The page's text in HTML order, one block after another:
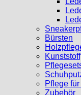
Bürsten
Pflege
Zubehör